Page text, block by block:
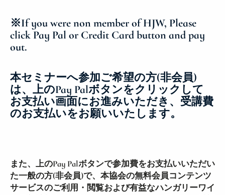
※If you were non member of HJW, Please
click Pay Pal or Credit Card button and pay
out.
本セミナーへ参加ご希望の方(非会員)
は、上のPay Palボタンをクリックして
お支払い画面にお進みいただき、受講費
のお支払いをお願いいたします。
また、上のPay Palボタンで参加費をお支払いいただい
た一般の方(非会員)で、本協会の無料会員コンテンツ
サービスのご利用・閲覧および有益なハンガリーワイ